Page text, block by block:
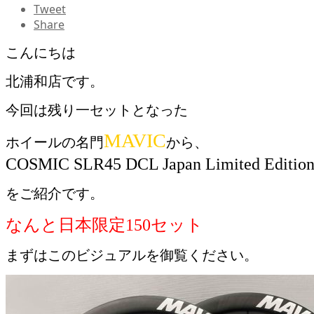
Tweet
Share
こんにちは
北浦和店です。
今回は残り一セットとなった
ホイールの名門MAVICから、
COSMIC SLR45 DCL Japan Limited Edition
をご紹介です。
なんと日本限定150セット
まずはこのビジュアルを御覧ください。